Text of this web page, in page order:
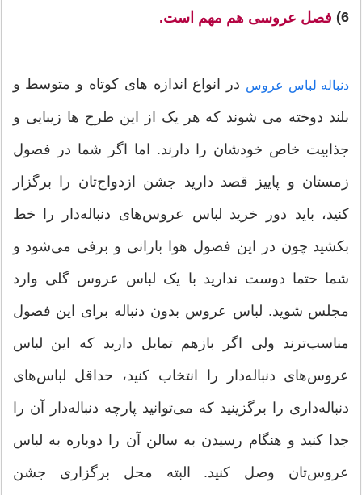
6) فصل عروسی هم مهم است.
دنباله لباس عروس در انواع اندازه های کوتاه و متوسط و
بلند دوخته می شوند که هر یک از این طرح ها زیبایی و
جذابیت خاص خودشان را دارند. اما اگر شما در فصول
زمستان و پاییز قصد دارید جشن ازدواج‌تان را برگزار
کنید، باید دور خرید لباس عروس‌های دنباله‌دار را خط
بکشید چون در این فصول هوا بارانی و برفی می‌شود و
شما حتما دوست ندارید با یک لباس عروس گلی وارد
مجلس شوید. لباس عروس بدون دنباله برای این فصول
مناسب‌ترند ولی اگر بازهم تمایل دارید که این لباس
عروس‌های دنباله‌دار را انتخاب کنید، حداقل لباس‌های
دنباله‌داری را برگزینید که می‌توانید پارچه دنباله‌دار آن ‌را
جدا کنید و هنگام رسیدن به سالن آن ‌را دوباره به لباس
عروس‌تان وصل کنید. البته محل برگزاری جشن